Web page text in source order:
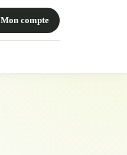
Mon compte